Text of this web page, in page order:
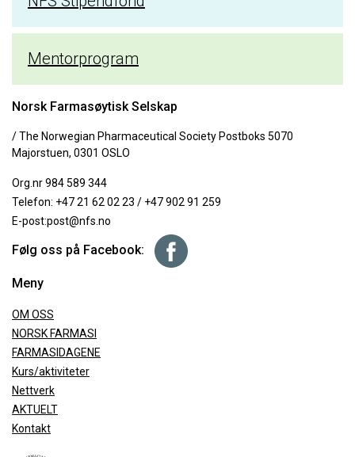
Mentorprogram
Norsk Farmasøytisk Selskap
/ The Norwegian Pharmaceutical Society Postboks 5070
Majorstuen, 0301 OSLO
Org.nr 984 589 344
Telefon: +47 21 62 02 23 / +47 902 91 259
E-post:post@nfs.no
Følg oss på Facebook:
Meny
OM OSS
NORSK FARMASI
FARMASIDAGENE
Kurs/aktiviteter
Nettverk
AKTUELT
Kontakt